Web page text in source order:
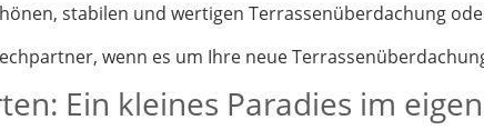
stabilen und wertigen Terrassenüberdachung
wenn es um Ihre neue
Ein kleines Paradies im